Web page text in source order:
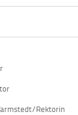
Rektorin